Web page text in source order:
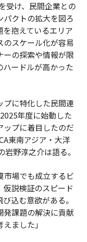
受け、民間企業との
パクトの拡大を図ろ
抱えているエリア
のスケール化が容易
ーの探索や情報が限
ハードルが高かった
プに特化した民間連
年度に始動した
ップに着目したのだ
東南アジア・大洋
野淳之介は語る。
市場でも成立するビ
説検証のスピード
込む意欲がある。
発課題の解決に貢献
ました」